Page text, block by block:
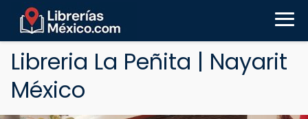
Libreria La Peñita | Nayarit
México